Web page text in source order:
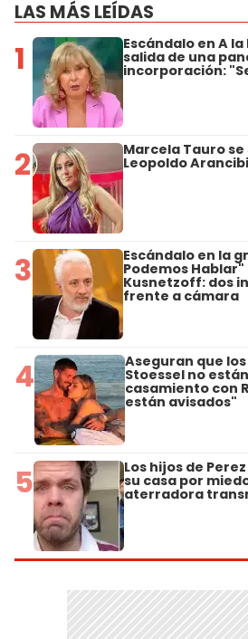
LAS MÁS LEÍDAS
1 Escándalo en A
salida de una
incorporación:
2 Marcela Tauro
Leopoldo
3 Escándalo en la
Podemos
Kusnetzoff: dos
frente a cámara
4 Aseguran que
Stoessel no
casamiento con
están avisados"
5 Los hijos de
su casa por
aterradora